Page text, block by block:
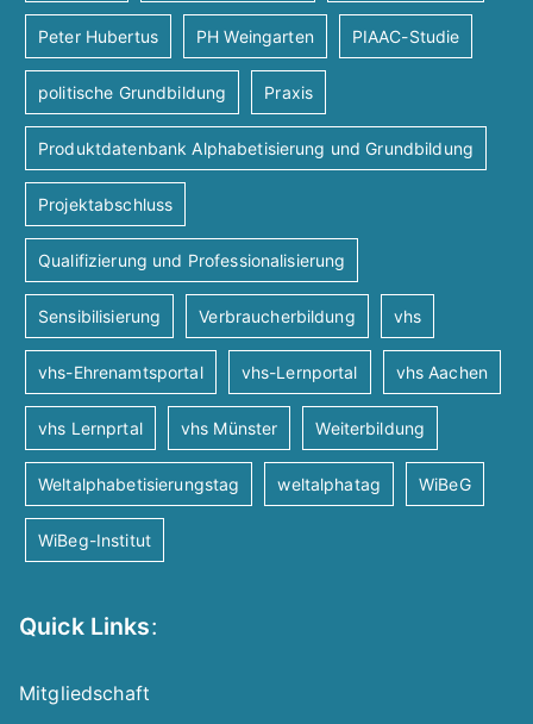
Peter Hubertus PH Weingarten PIAAC-Studie
politische Grundbildung Praxis
Produktdatenbank Alphabetisierung und Grundbildung
Projektabschluss
Qualifizierung und Professionalisierung
Sensibilisierung Verbraucherbildung vhs
vhs-Ehrenamtsportal vhs-Lernportal vhs Aachen
vhs Lernprtal vhs Münster Weiterbildung
Weltalphabetisierungstag weltalphatag WiBeG
WiBeg-Institut
Quick Links:
Mitgliedschaft